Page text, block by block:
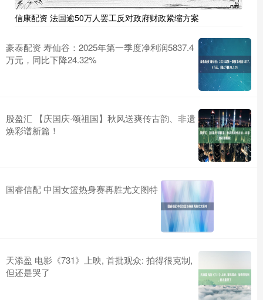
信康配资 法国逾50万人罢工反对政府财政紧缩方案
豪泰配资 寿仙谷：2025年第一季度净利润5837.4
万元，同比下降24.32%
股盈汇 【庆国庆·颂祖国】秋风送爽传古韵、非遗
焕彩谱新篇！
国睿信配 中国女篮热身赛再胜尤文图特
天添盈 电影《731》上映, 首批观众: 拍得很克制,
但还是哭了